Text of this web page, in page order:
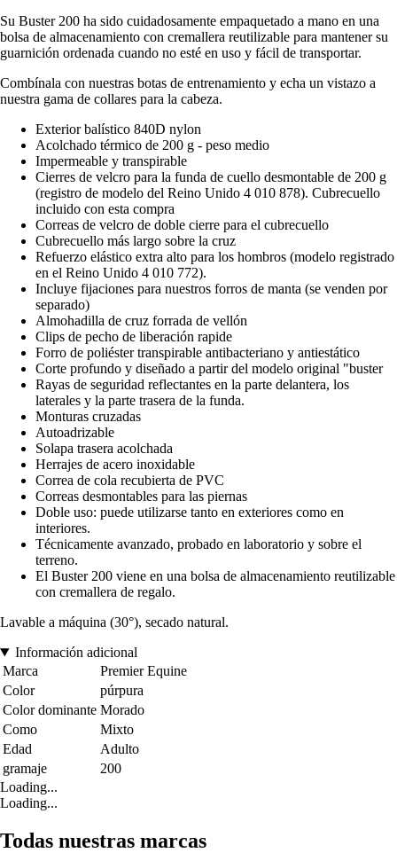
Su Buster 200 ha sido cuidadosamente empaquetado a mano en una
bolsa de almacenamiento con cremallera reutilizable para mantener su
guarnición ordenada cuando no esté en uso y fácil de transportar.
Combínala con nuestras botas de entrenamiento y echa un vistazo a
nuestra gama de collares para la cabeza.
Exterior balístico 840D nylon
Acolchado térmico de 200 g - peso medio
Impermeable y transpirable
Cierres de velcro para la funda de cuello desmontable de 200 g
(registro de modelo del Reino Unido 4 010 878). Cubrecuello
incluido con esta compra
Correas de velcro de doble cierre para el cubrecuello
Cubrecuello más largo sobre la cruz
Refuerzo elástico extra alto para los hombros (modelo registrado
en el Reino Unido 4 010 772).
Incluye fijaciones para nuestros forros de manta (se venden por
separado)
Almohadilla de cruz forrada de vellón
Clips de pecho de liberación rapide
Forro de poliéster transpirable antibacteriano y antiestático
Corte profundo y diseñado a partir del modelo original "buster
Rayas de seguridad reflectantes en la parte delantera, los
laterales y la parte trasera de la funda.
Monturas cruzadas
Autoadrizable
Solapa trasera acolchada
Herrajes de acero inoxidable
Correa de cola recubierta de PVC
Correas desmontables para las piernas
Doble uso: puede utilizarse tanto en exteriores como en
interiores.
Técnicamente avanzado, probado en laboratorio y sobre el
terreno.
El Buster 200 viene en una bolsa de almacenamiento reutilizable
con cremallera de regalo.
Lavable a máquina (30°), secado natural.
Información adicional
Marca
Premier Equine
Color
púrpura
Color dominante Morado
Como
Mixto
Edad
Adulto
gramaje
200
Loading...
Loading...
Todas nuestras marcas